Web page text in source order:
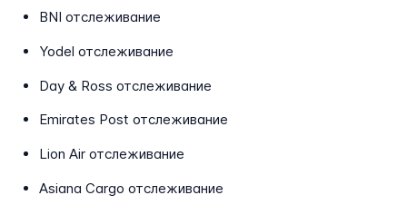
BNI отслеживание
Yodel отслеживание
Day & Ross отслеживание
Emirates Post отслеживание
Lion Air отслеживание
Asiana Cargo отслеживание